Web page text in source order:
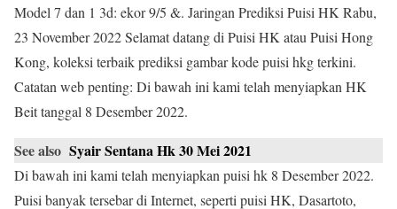
Model 7 dan 1 3d: ekor 9/5 &. Jaringan Prediksi Puisi HK Rabu,
23 November 2022 Selamat datang di Puisi HK atau Puisi Hong
Kong, koleksi terbaik prediksi gambar kode puisi hkg terkini.
Catatan web penting: Di bawah ini kami telah menyiapkan HK
Beit tanggal 8 Desember 2022.
See also Syair Sentana Hk 30 Mei 2021
Di bawah ini kami telah menyiapkan puisi hk 8 Desember 2022.
Puisi banyak tersebar di Internet, seperti puisi HK, Dasartoto,